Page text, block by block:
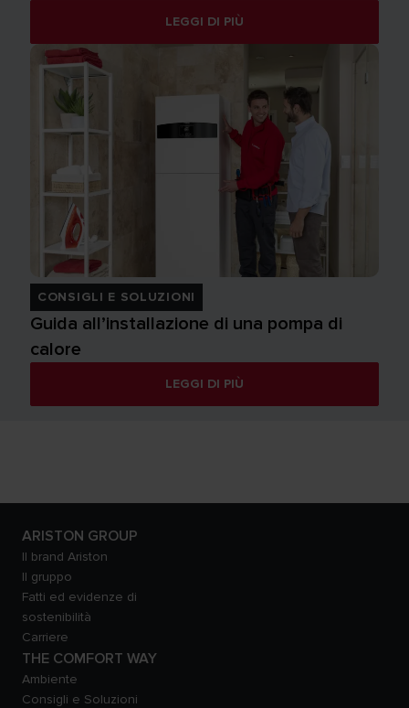
LEGGI DI PIÙ
CONSIGLI E SOLUZIONI
Guida all’installazione di una pompa di
calore
LEGGI DI PIÙ
ARISTON GROUP
Il brand Ariston
Il gruppo
Fatti ed evidenze di
sostenibilità
Carriere
THE COMFORT WAY
Ambiente
Consigli e Soluzioni